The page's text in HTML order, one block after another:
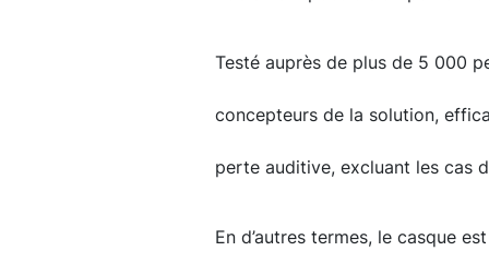
Testé auprès de plus de 5 000
concepteurs de la solution,
perte auditive, excluant les cas
En d’autres termes, le casque